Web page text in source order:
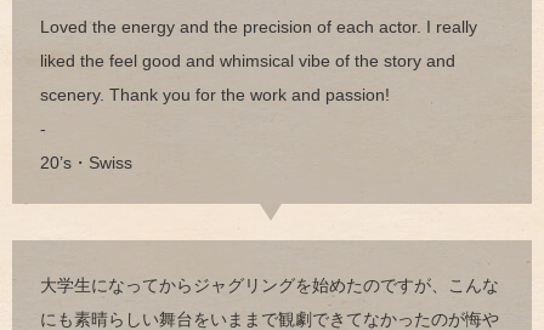
Loved the energy and the precision of each actor. I really
liked the feel good and whimsical vibe of the story and
scenery. Thank you for the work and passion!
-
20’s・Swiss
大学生になってからジャグリングを始めたのですが、こんな
にも素晴らしい舞台をいままで観劇できてなかったのが悔や